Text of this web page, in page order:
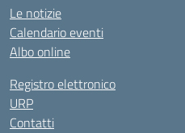
Le notizie
Calendario eventi
Albo online
Registro elettronico
URP
Contatti